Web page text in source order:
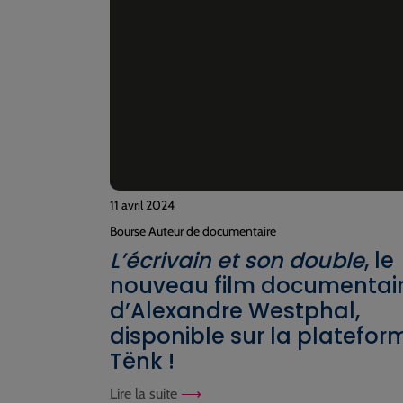
11 avril 2024
Bourse Auteur de documentaire
L’écrivain et son double, le
nouveau film
d’Alexandre Westphal,
disponible sur la
Tënk !
Lire la suite